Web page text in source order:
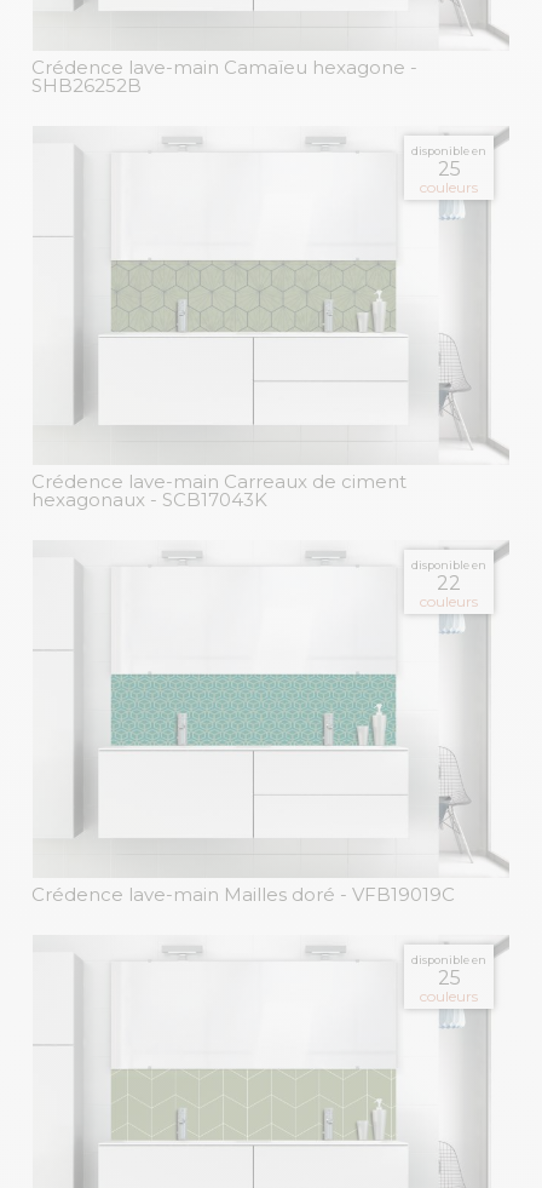
Crédence lave-main Camaïeu hexagone -
SHB26252B
disponible en
25
couleurs
Crédence lave-main Carreaux de ciment
hexagonaux - SCB17043K
disponible en
22
couleurs
Crédence lave-main Mailles doré - VFB19019C
disponible en
25
couleurs